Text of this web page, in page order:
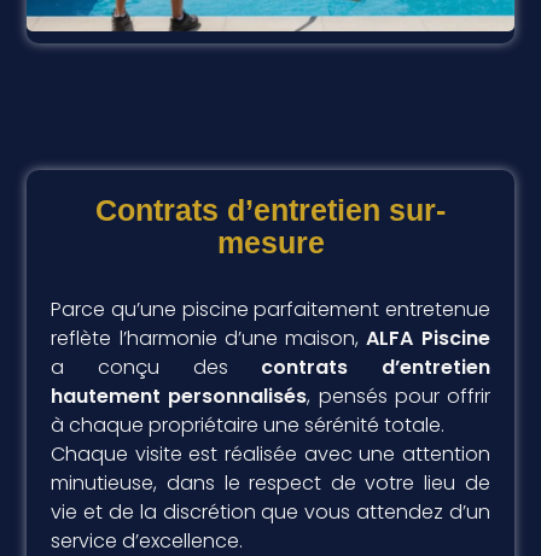
Contrats d’entretien sur-
mesure
Parce qu’une piscine parfaitement entretenue
reflète l’harmonie d’une maison,ALFA Piscine
a conçu des contrats d’entretien
hautement personnalisés, pensés pour offrir
à chaque propriétaire une sérénité totale.
Chaque visite est réalisée avec une attention
minutieuse, dans le respect de votre lieu de
vie et de la discrétion que vous attendez d’un
service d’excellence.